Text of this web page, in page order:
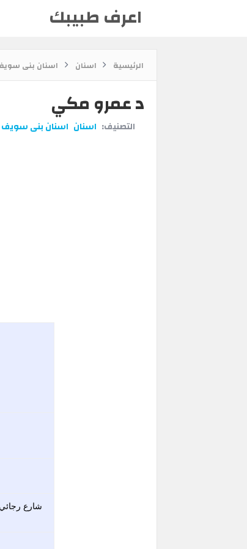
اعرف طبيبك
الرئيسية اسنان اسنان بنى
د عمرو مكي
التصنيف: اسنان اسنان بنى سويف
شارع رجائي